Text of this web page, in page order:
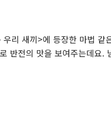
리 새끼>에 등장한 마법
반전의 맛을 보여주는데요